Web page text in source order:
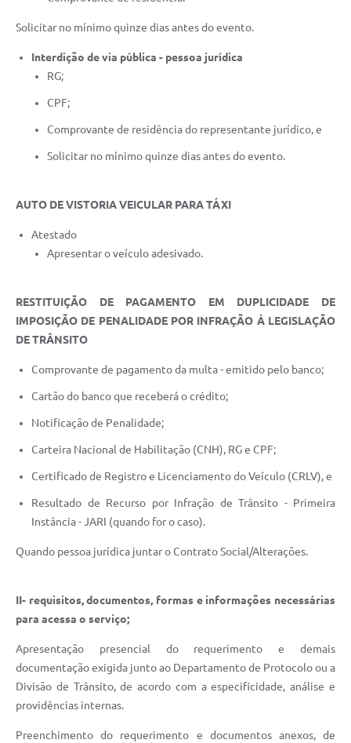
Solicitar no mínimo quinze dias antes do evento.
Interdição de via pública - pessoa jurídica
RG;
CPF;
Comprovante de residência do representante jurídico, e
Solicitar no mínimo quinze dias antes do evento.
AUTO DE VISTORIA VEICULAR PARA TÁXI
Atestado
Apresentar o veículo adesivado.
RESTITUIÇÃO DE PAGAMENTO EM DUPLICIDADE DE
IMPOSIÇÃO DE PENALIDADE POR INFRAÇÃO À LEGISLAÇÃO
DE TRÂNSITO
Comprovante de pagamento da multa - emitido pelo banco;
Cartão do banco que receberá o crédito;
Notificação de Penalidade;
Carteira Nacional de Habilitação (CNH), RG e CPF;
Certificado de Registro e Licenciamento do Veículo (CRLV), e
Resultado de Recurso por Infração de Trânsito - Primeira
Instância - JARI (quando for o caso).
Quando pessoa jurídica juntar o Contrato Social/Alterações.
II- requisitos, documentos, formas e informações necessárias
para acessa o serviço;
Apresentação presencial do requerimento e demais
documentação exigida junto ao Departamento de Protocolo ou a
Divisão de Trânsito, de acordo com a especificidade, análise e
providências internas.
Preenchimento do requerimento e documentos anexos, de